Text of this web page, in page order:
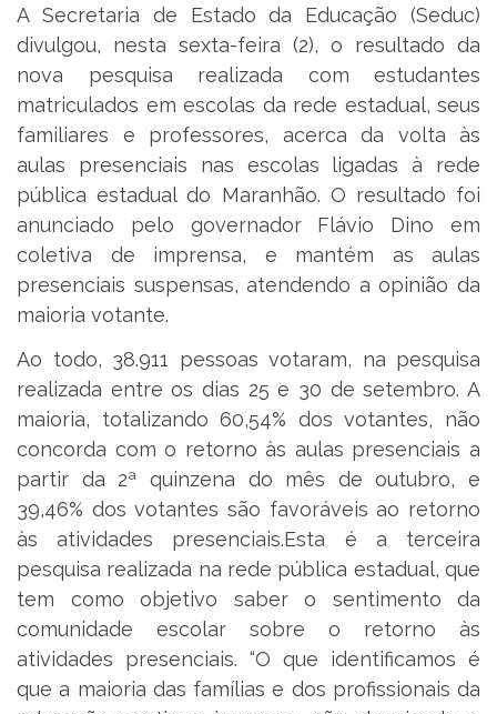
A Secretaria de Estado da Educação (Seduc)
divulgou, nesta sexta-feira (2), o resultado da
nova pesquisa realizada com estudantes
matriculados em escolas da rede estadual, seus
familiares e professores, acerca da volta às
aulas presenciais nas escolas ligadas à rede
pública estadual do Maranhão. O resultado foi
anunciado pelo governador Flávio Dino em
coletiva de imprensa, e mantém as aulas
presenciais suspensas, atendendo a opinião da
maioria votante.
Ao todo, 38.911 pessoas votaram, na pesquisa
realizada entre os dias 25 e 30 de setembro. A
maioria, totalizando 60,54% dos votantes, não
concorda com o retorno às aulas presenciais a
partir da 2ª quinzena do mês de outubro, e
39,46% dos votantes são favoráveis ao retorno
às atividades presenciais.Esta é a terceira
pesquisa realizada na rede pública estadual, que
tem como objetivo saber o sentimento da
comunidade escolar sobre o retorno às
atividades presenciais. “O que identificamos é
que a maioria das famílias e dos profissionais da